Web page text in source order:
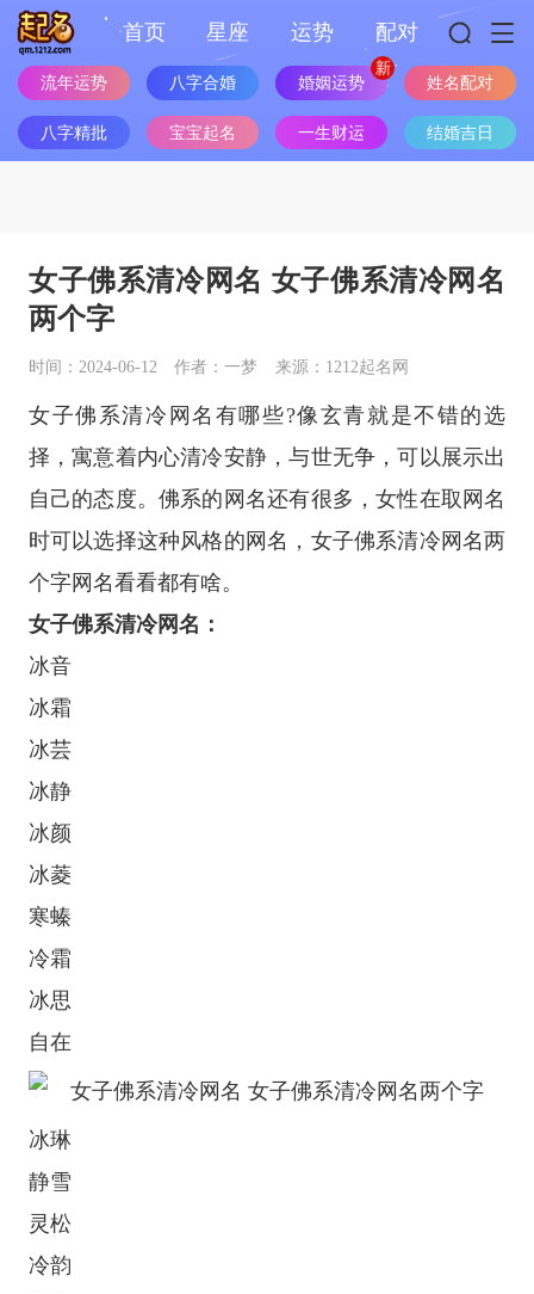
首页 星座 运势 配对
流年运势 八字合婚 婚姻运势 姓名配对
八字精批 宝宝起名 一生财运 结婚吉日
女子佛系清冷网名 女子佛系清冷网名
两个字
时间：2024-06-12 作者：一梦 来源：1212起名网
女子佛系清冷网名有哪些?像玄青就是不错的选
择，寓意着内心清冷安静，与世无争，可以展示出
自己的态度。佛系的网名还有很多，女性在取网名
时可以选择这种风格的网名，女子佛系清冷网名两
个字网名看看都有啥。
女子佛系清冷网名：
冰音
冰霜
冰芸
冰静
冰颜
冰菱
寒螓
冷霜
冰思
自在
冰琳
静雪
灵松
冷韵